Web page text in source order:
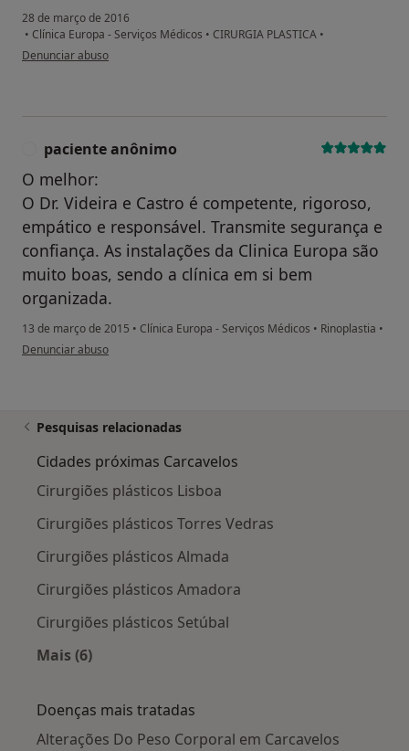
28 de março de 2016
• Clínica Europa - Serviços Médicos • CIRURGIA PLASTICA •
na opinião do utilizador Conta eliminada
Denunciar abuso
paciente anônimo
O melhor:
O Dr. Videira e Castro é competente, rigoroso,
empático e responsável. Transmite segurança e
confiança. As instalações da Clinica Europa são
muito boas, sendo a clínica em si bem
organizada.
13 de março de 2015 • Clínica Europa - Serviços Médicos • Rinoplastia •
na opinião do utilizador paciente anônimo
Denunciar abuso
Pesquisas relacionadas
Cidades próximas Carcavelos
Cirurgiões plásticos Lisboa
Cirurgiões plásticos Torres Vedras
Cirurgiões plásticos Almada
Cirurgiões plásticos Amadora
Cirurgiões plásticos Setúbal
Mais (6)
Doenças mais tratadas
Alterações Do Peso Corporal em Carcavelos